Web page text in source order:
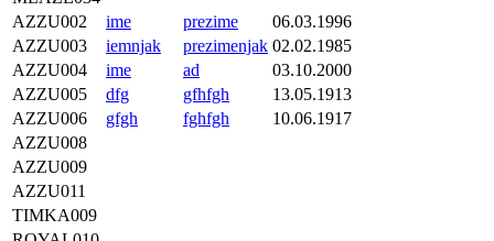
AZZU002
ime prezime
06.03.1996
AZZU003
iemnjak prezimenjak 02.02.1985
AZZU004
ime ad
03.10.2000
AZZU005
dfg gfhfgh
13.05.1913
AZZU006
gfgh fghfgh
10.06.1917
AZZU008
AZZU009
AZZU011
TIMKA009